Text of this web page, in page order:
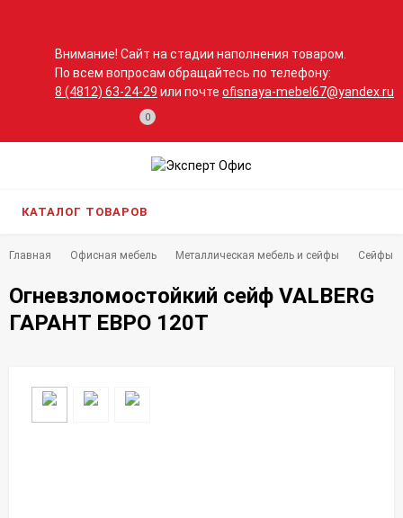
Внимание! Сайт на стадии наполнения товаром.
По всем вопросам обращайтесь по телефону:
8 (4812) 63-24-29 или почте ofisnaya-mebel67@yandex.ru
0
КАТАЛОГ ТОВАРОВ
Главная Офисная мебель Металлическая мебель и сейфы Сейфы
Огневзломостойкий сейф VALBERG
ГАРАНТ ЕВРО 120Т